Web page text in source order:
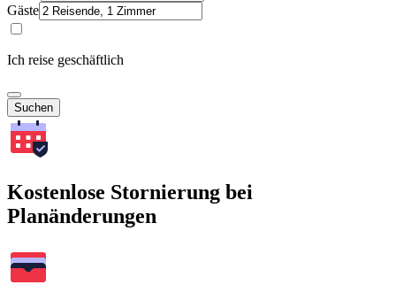
Gäste
Ich reise geschäftlich
Suchen
Kostenlose Stornierung bei
Planänderungen